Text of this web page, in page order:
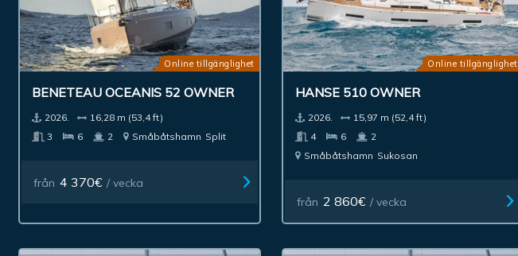
Online tillgänglighet
BENETEAU OCEANIS 52 OWNER
2026.
16,28 m (53,4 ft)
3
6 2 Småbåtshamn Split
från 4 370€ / vecka
Online tillgänglighet
HANSE 510 OWNER
2026.
15,97 m (52,4 ft)
4
6
2
Småbåtshamn Sukosan
från 2 860€ / vecka